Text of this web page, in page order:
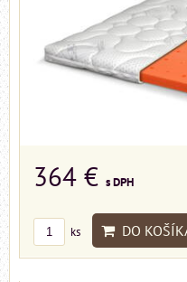
364 € s DPH
ks DO